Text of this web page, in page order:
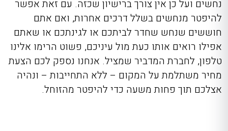
נחשים ועל כן אין צורך ברישיון שכזה. עם זאת אפשר
להיפטר מנחשים בשלל דרכים אחרות, ואם אתם
חוששים שנחש שחדר לביתכם או לגינתכם או שאתם
אפילו רואים אותו כעת מול עיניכם, פשוט הרימו אלינו
טלפון, לחברת המדביר שמציל. אנחנו נספק לכם הצעת
מחיר משתלמת על המקום – ללא התחייבות – ונהיה
אצלכם תוך פחות משעה כדי להיפטר מהזוחל.